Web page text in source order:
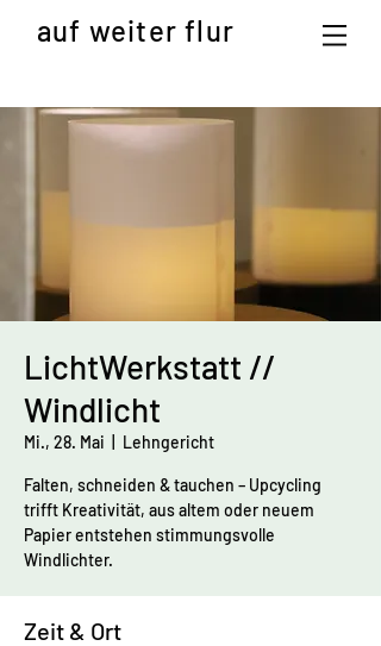
auf weiter flur
LichtWerkstatt //
Windlicht
Mi., 28. Mai Lehngericht
Falten, schneiden & tauchen – Upcycling
trifft Kreativität, aus altem oder neuem
Papier entstehen stimmungsvolle
Windlichter.
Zeit & Ort